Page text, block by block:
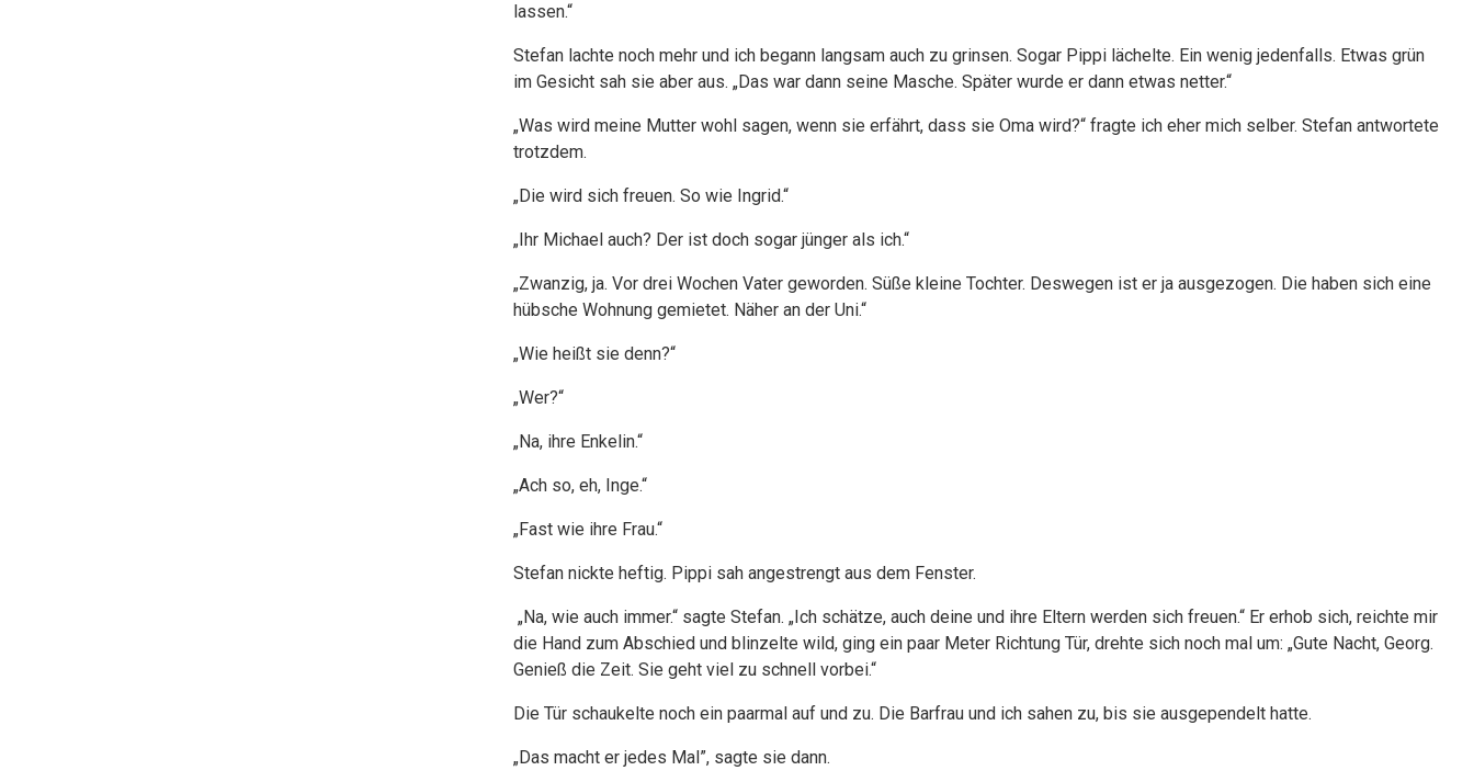
lassen.“
Stefan lachte noch mehr und ich begann langsam auch zu grinsen. Sogar Pippi lächelte. Ein wenig jedenfalls. Etwas grün
im Gesicht sah sie aber aus. „Das war dann seine Masche. Später wurde er dann etwas netter.“
„Was wird meine Mutter wohl sagen, wenn sie erfährt, dass sie Oma wird?“ fragte ich eher mich selber. Stefan antwortete
trotzdem.
„Die wird sich freuen. So wie Ingrid.“
„Ihr Michael auch? Der ist doch sogar jünger als ich.“
„Zwanzig, ja. Vor drei Wochen Vater geworden. Süße kleine Tochter. Deswegen ist er ja ausgezogen. Die haben sich eine
hübsche Wohnung gemietet. Näher an der Uni.“
„Wie heißt sie denn?“
„Wer?“
„Na, ihre Enkelin.“
„Ach so, eh, Inge.“
„Fast wie ihre Frau.“
Stefan nickte heftig. Pippi sah angestrengt aus dem Fenster.
„Na, wie auch immer.“ sagte Stefan. „Ich schätze, auch deine und ihre Eltern werden sich freuen.“ Er erhob sich, reichte mir
die Hand zum Abschied und blinzelte wild, ging ein paar Meter Richtung Tür, drehte sich noch mal um: „Gute Nacht, Georg.
Genieß die Zeit. Sie geht viel zu schnell vorbei.“
Die Tür schaukelte noch ein paarmal auf und zu. Die Barfrau und ich sahen zu, bis sie ausgependelt hatte.
„Das macht er jedes Mal”, sagte sie dann.